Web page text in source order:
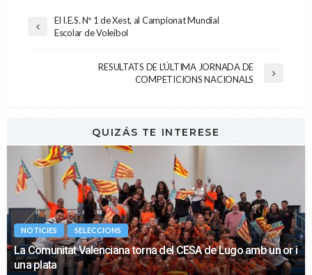
El I.E.S. Nº 1 de Xest, al Campionat Mundial
Escolar de Voleibol
RESULTATS DE L’ÚLTIMA JORNADA DE
COMPETICIONS NACIONALS
QUIZÁS TE INTERESE
NOTICIES SELECCIONS
La Comunitat Valenciana torna del CESA de Lugo amb un or i
una plata